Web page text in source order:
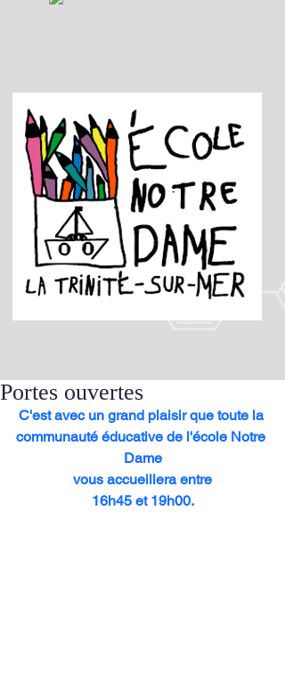
Portes ouvertes
C'est avec un grand plaisir que toute la
communauté éducative de l'école Notre
Dame
vous accueillera entre
16h45 et 19h00.